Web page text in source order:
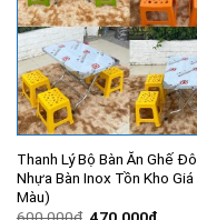
Thanh Lý Bộ Bàn Ăn Ghế
Nhựa Bàn Inox Tồn Kho
Màu)
Giá
Giá